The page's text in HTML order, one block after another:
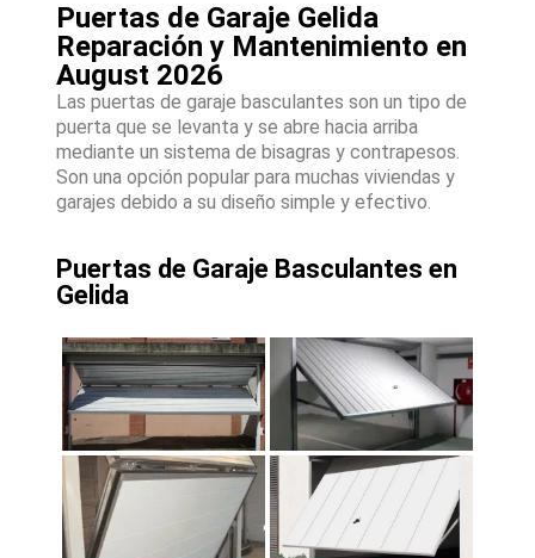
Puertas de Garaje Gelida
Reparación y Mantenimiento en
August 2026
Las puertas de garaje basculantes son un tipo de
puerta que se levanta y se abre hacia arriba
mediante un sistema de bisagras y contrapesos.
Son una opción popular para muchas viviendas y
garajes debido a su diseño simple y efectivo.
Puertas de Garaje Basculantes en
Gelida